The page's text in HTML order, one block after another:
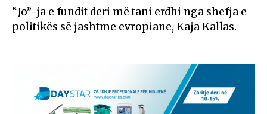
“Jo”-ja e fundit deri më tani erdhi nga shefja e
politikës së jashtme evropiane, Kaja Kallas.